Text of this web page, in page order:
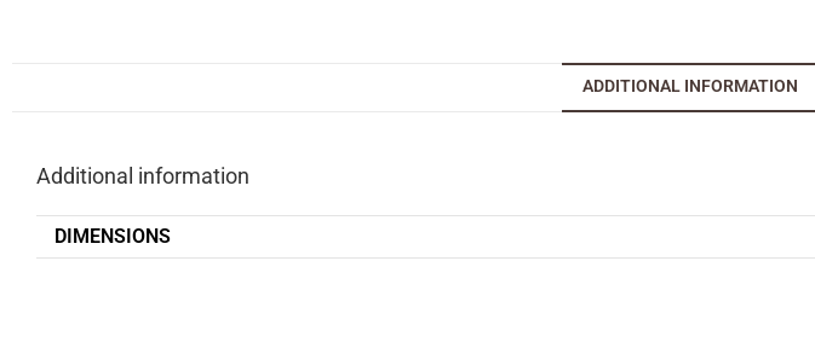
ADDITIONAL INFORMATION
Additional information
DIMENSIONS